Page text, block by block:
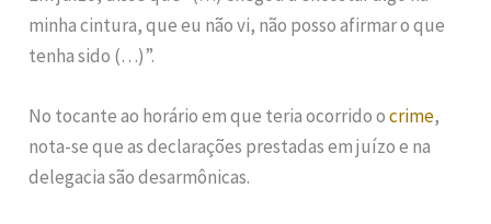
minha cintura, que eu não vi, não posso afirmar o que
tenha sido (…)”.
No tocante ao horário em que teria ocorrido ocrime,
nota-se que as declarações prestadas em juízo e na
delegacia são desarmônicas.